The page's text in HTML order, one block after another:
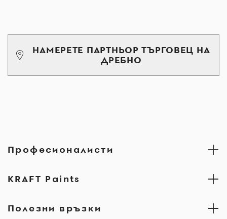
НАМЕРЕТЕ ПАРТНЬОР ТЪРГОВЕЦ НА
ДРЕБНО
Професионалисти
KRAFT Paints
Полезни връзки